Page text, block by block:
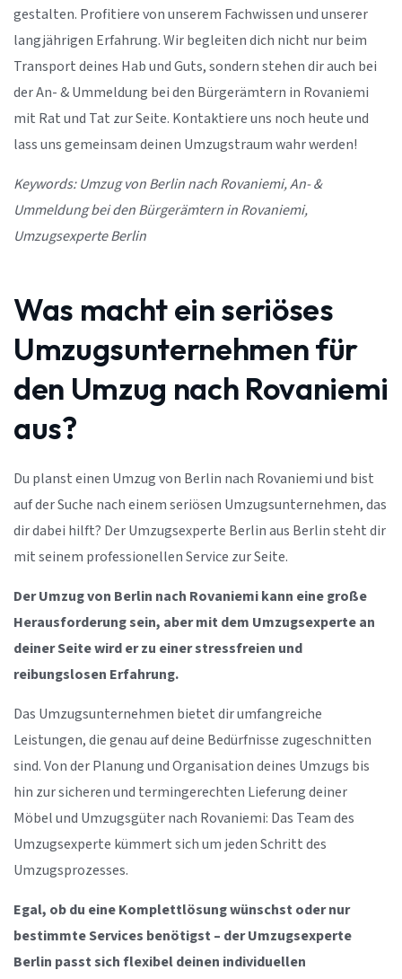
gestalten. Profitiere von unserem Fachwissen und unserer
langjährigen Erfahrung. Wir begleiten dich nicht nur beim
Transport deines Hab und Guts, sondern stehen dir auch bei
der An- & Ummeldung bei den Bürgerämtern in Rovaniemi
mit Rat und Tat zur Seite. Kontaktiere uns noch heute und
lass uns gemeinsam deinen Umzugstraum wahr werden!
Keywords: Umzug von Berlin nach Rovaniemi, An- &
Ummeldung bei den Bürgerämtern in Rovaniemi,
Umzugsexperte Berlin
Was macht ein seriöses
Umzugsunternehmen für
den Umzug nach Rovaniemi
aus?
Du planst einen Umzug von Berlin nach Rovaniemi und bist
auf der Suche nach einem seriösen Umzugsunternehmen, das
dir dabei hilft? Der Umzugsexperte Berlin aus Berlin steht dir
mit seinem professionellen Service zur Seite.
Der Umzug von Berlin nach Rovaniemi kann eine große
Herausforderung sein, aber mit dem Umzugsexperte an
deiner Seite wird er zu einer stressfreien und
reibungslosen Erfahrung.
Das Umzugsunternehmen bietet dir umfangreiche
Leistungen, die genau auf deine Bedürfnisse zugeschnitten
sind. Von der Planung und Organisation deines Umzugs bis
hin zur sicheren und termingerechten Lieferung deiner
Möbel und Umzugsgüter nach Rovaniemi: Das Team des
Umzugsexperte kümmert sich um jeden Schritt des
Umzugsprozesses.
Egal, ob du eine Komplettlösung wünschst oder nur
bestimmte Services benötigst – der Umzugsexperte
Berlin passt sich flexibel deinen individuellen